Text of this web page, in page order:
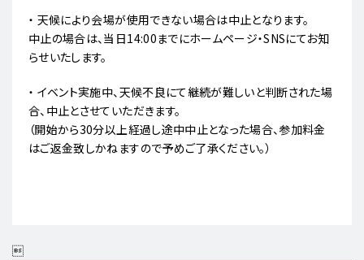
・ 天候により会場が使用できない場合は中止となります。
中止の場合は、当日14:00までにホームページ・SNSにてお知
らせいたします。
・ イベント実施中、天候不良にて継続が難しいと判断された場
合、中止とさせていただきます。
（開始から30分以上経過し途中中止となった場合、参加料金
はご返金致しかねますので予めご了承ください。）
